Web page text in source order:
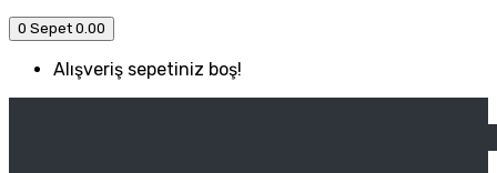
0 Sepet 0.00
Alışveriş sepetiniz boş!